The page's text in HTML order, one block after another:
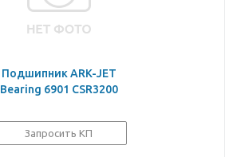
Подшипник ARK-JET
Bearing 6901 CSR3200
Запросить КП